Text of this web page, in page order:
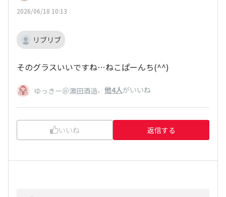
2026/06/18 10:13
リブリブ
そのグラスいいですね…ねこぱーんち(^^)
ゆっきー＠濵田酒造、 他4人がいいね
いいね 返信する